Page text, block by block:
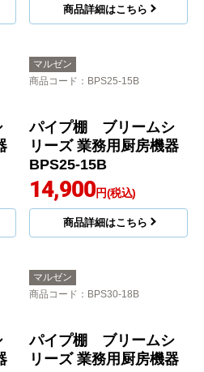
商品コード：BPS30-15B
パイプ棚 ブリームシ
リーズ 業務用厨房機器
BPS30-15B
14,103 円(税込)
商品詳細はこちら
マルゼン
商品コード：BPS25-15B
パイプ棚 ブリームシ
リーズ 業務用厨房機器
BPS25-15B
14,900 円(税込)
商品詳細はこちら